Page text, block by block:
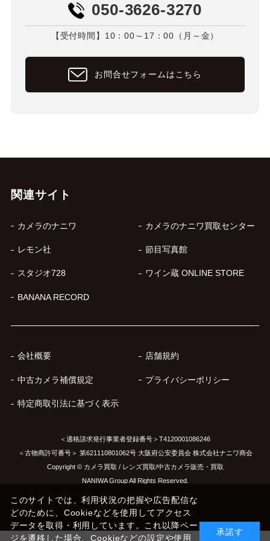
050-3626-3270
【受付時間】10：00～17：00（月～金）
お問合せフォームはこちら
関連サイト
カメラのナニワ カメラのナニワ買取センター
レモン社 節目写真館
スタジオ728 ワイン蔵 ONLINE STORE
BANANA RECORD
会社概要 店舗規約
中古カメラ補償規定 プライバシーポリシー
特定商取引法に基づく表示
＜適格請求発行事業者登録番号＞T4120001086246
＜古物商許可番号＞ 第621110801062号 大阪府公安委員会 株式会社ナニワ商会
Copyright © カメラ買取 / レンズ買取/中古カメラ販売・買取
NANIWA Group All Rights Reserved.
このサイトでは、利用状況の把握や広告配信な
どのために、Cookieなどを使用してアクセス
データを取得・利用しています。これ以降ペー
ジを遷移した場合、Cookieなどの設定や使用
承諾す